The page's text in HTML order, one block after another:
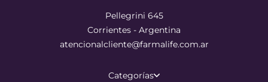
Pellegrini 645
Corrientes - Argentina
atencionalcliente@farmalife.com.ar
Categorías